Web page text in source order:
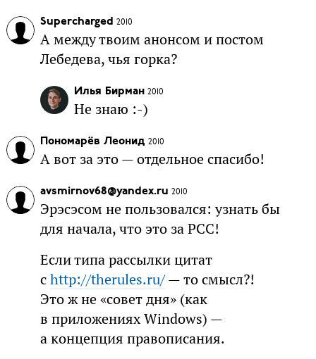
Supercharged 2010
А между твоим анонсом и постом
Лебедева, чья горка?
Илья Бирман 2010
Не знаю :-)
Пономарёв Леонид 2010
А вот за это — отдельное спасибо!
avsmirnov68@yandex.ru 2010
Эрэсэсом не пользовался: узнать бы
для начала, что это за РСС!
Если типа рассылки цитат
сhttp://therules.ru/— то смысл?!
Это ж не «совет дня» (как
в приложениях Windows) —
а концепция правописания.